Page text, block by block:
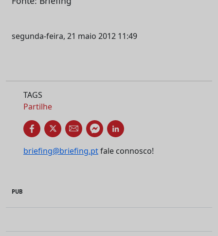
segunda-feira, 21 maio 2012 11:49
TAGS
Partilhe
briefing@briefing.ptfale connosco!
PUB